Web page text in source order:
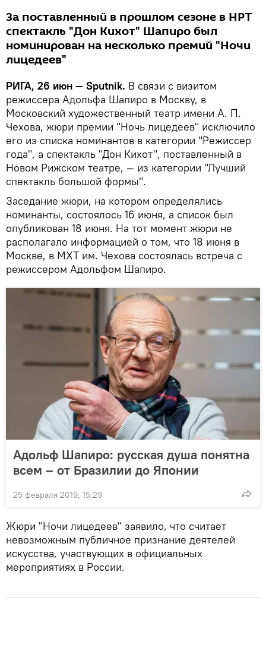
За поставленный в прошлом сезоне в НРТ
спектакль "Дон Кихот" Шапиро был
номинирован на несколько премий "Ночи
лицедеев"
РИГА, 26 июн — Sputnik. В связи с визитом
режиссера Адольфа Шапиро в Москву, в
Московский художественный театр имени А. П.
Чехова, жюри премии "Ночь лицедеев" исключило
его из списка номинантов в категории "Режиссер
года", а спектакль "Дон Кихот", поставленный в
Новом Рижском театре, — из категории "Лучший
спектакль большой формы".
Заседание жюри, на котором определялись
номинанты, состоялось 16 июня, а список был
опубликован 18 июня. На тот момент жюри не
располагало информацией о том, что 18 июня в
Москве, в МХТ им. Чехова состоялась встреча с
режиссером Адольфом Шапиро.
Адольф Шапиро: русская душа понятна
всем – от Бразилии до Японии
25 февраля 2019, 15:29
Жюри "Ночи лицедеев" заявило, что считает
невозможным публичное признание деятелей
искусства, участвующих в официальных
мероприятиях в России.